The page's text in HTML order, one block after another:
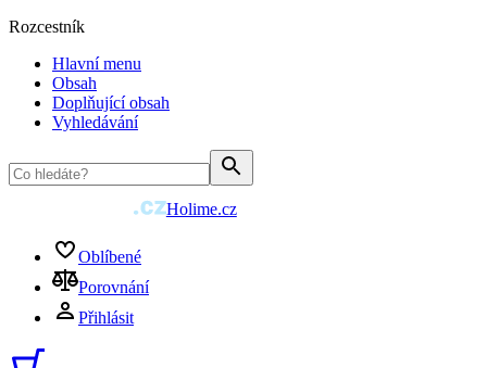
Rozcestník
Hlavní menu
Obsah
Doplňující obsah
Vyhledávání
Holime.cz
Oblíbené
Porovnání
Přihlásit